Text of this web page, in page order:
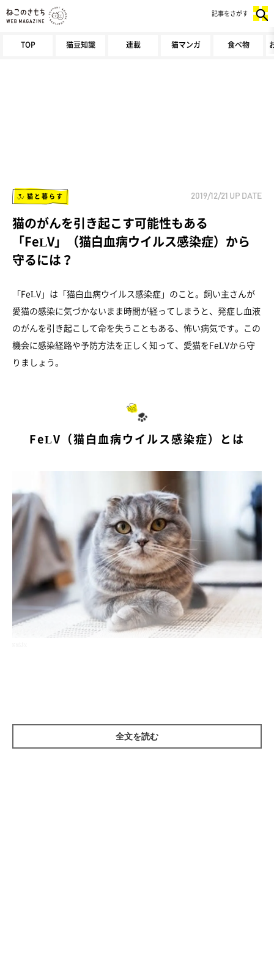
TOP 猫豆知識 連載 猫マンガ 食べ物
記事をさがす
猫と暮らす 2019/12/21 UP DATE
猫のがんを引き起こす可能性もある
「FeLV」（猫白血病ウイルス感染症）から
守るには？
「FeLV」は「猫白血病ウイルス感染症」のこと。飼い主さんが
愛猫の感染に気づかないまま時間が経ってしまうと、発症し血液
のがんを引き起こして命を失うこともある、怖い病気です。この
機会に感染経路や予防方法を正しく知って、愛猫をFeLVから守
りましょう。
FeLV（猫白血病ウイルス感染症）とは
初期症状としては、発熱、食欲不振、貧血などが見られ、その
後、症状の出ないキャリア期に入りますが、大半の猫が3年以内
全文を読む